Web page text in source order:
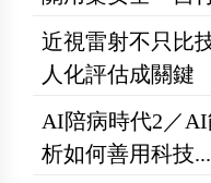
近視雷射不只比
人化評估成關鍵
AI陪病時代2／
析如何善用科技...